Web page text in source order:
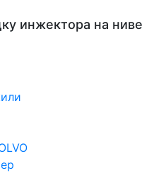
инжектора на ниве